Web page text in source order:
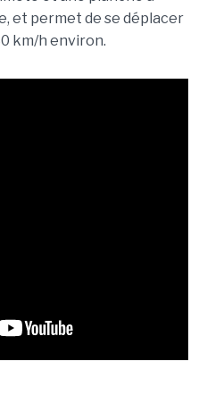
et permet de se déplacer
km/h environ.